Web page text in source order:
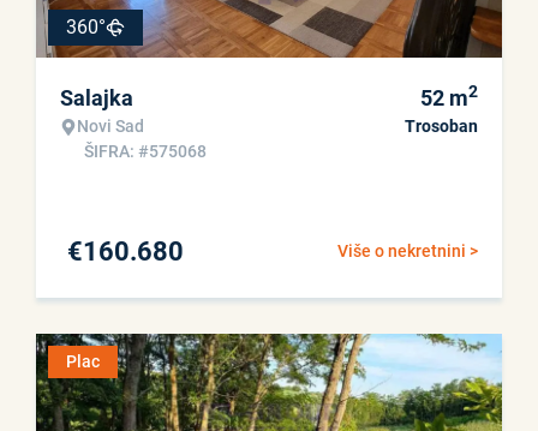
360°
Salajka
Novi Sad
ŠIFRA: #575068
52 m2
Trosoban
Više o nekretnini >
€160.680
Plac